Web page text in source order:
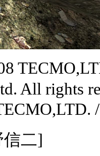
All rights
信二]